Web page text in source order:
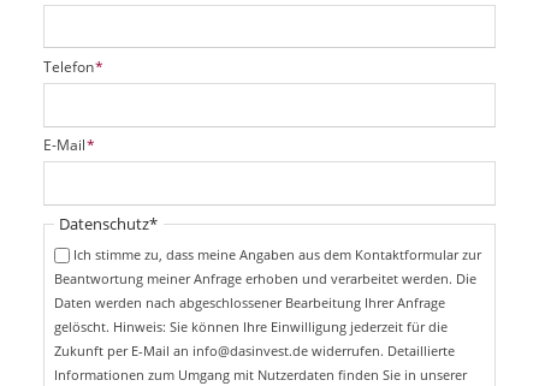
P
f
i
c
t
f
Telefon*
P
f
i
E-Mail*
Pflichtfeld
Datenschutz*
Ich stimme zu, dass meine Angaben aus dem Kontaktformular zur
Beantwortung meiner Anfrage erhoben und verarbeitet werden. Die
Daten werden nach abgeschlossener Bearbeitung Ihrer Anfrage
gelöscht. Hinweis: Sie können Ihre Einwilligung jederzeit für die
Zukunft per E-Mail an info@dasinvest.de widerrufen. Detaillierte
Informationen zum Umgang mit Nutzerdaten finden Sie in unserer